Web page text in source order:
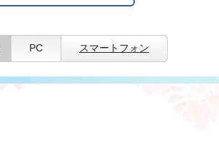
PC スマートフォン